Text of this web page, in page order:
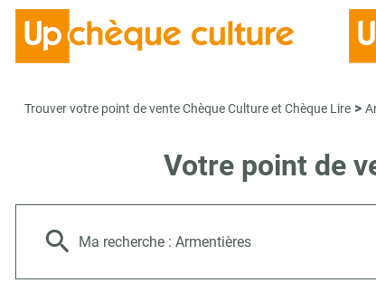
Trouver votre point de vente Chèque Culture et Chèque Lire >
Votre point de
Ma recherche : Armentières